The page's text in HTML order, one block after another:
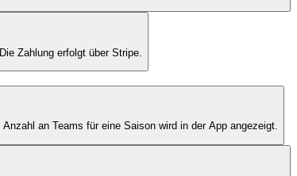
Zahlung erfolgt über Stripe.
an Teams für eine Saison wird in der App angezeigt.